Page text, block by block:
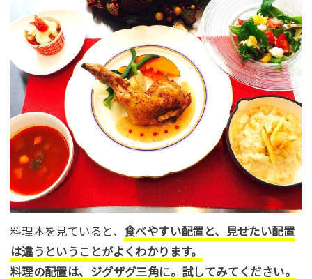
料理本を見ていると、 食べやすい配置と、見せたい配置
は違うということがよくわかります。
料理の配置は、ジグザグ三角に。試してみてください。